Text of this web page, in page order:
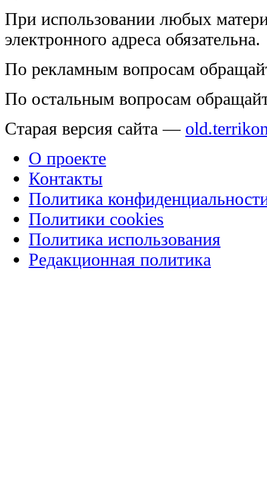
При использовании любых
электронного адреса обязательна.
По рекламным вопросам
По остальным вопросам
Старая версия сайта —
О проекте
Контакты
Политика
Политики cookies
Политика использования
Редакционная политика